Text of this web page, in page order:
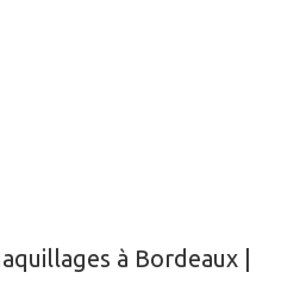
à Bordeaux |